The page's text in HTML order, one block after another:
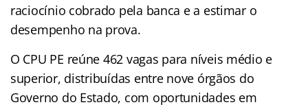
raciocínio cobrado pela banca e a estimar o
desempenho na prova.
O CPU PE reúne 462 vagas para níveis médio e
superior, distribuídas entre nove órgãos do
Governo do Estado, com oportunidades em